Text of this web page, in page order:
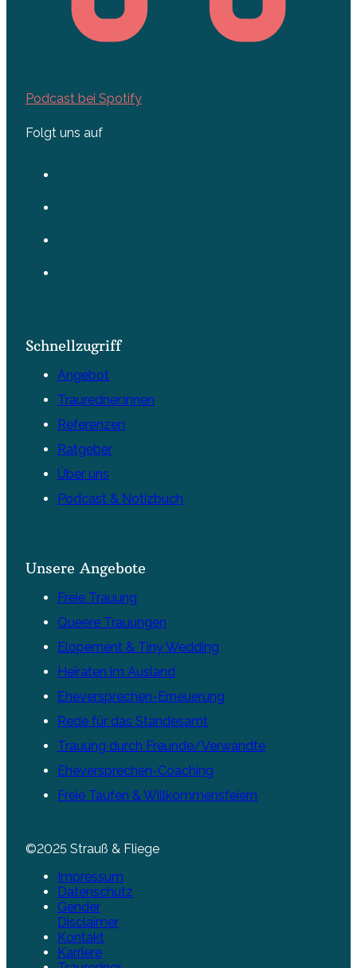
Podcast bei Spotify
Folgt uns auf
Schnellzugriff
Angebot
Trauredner:innen
Referenzen
Ratgeber
Über uns
Podcast & Notizbuch
Unsere Angebote
Freie Trauung
Queere Trauungen
Elopement & Tiny Wedding
Heiraten im Ausland
Eheversprechen-Erneuerung
Rede für das Standesamt
Trauung durch Freunde/Verwandte
Eheversprechen-Coaching
Freie Taufen & Willkommensfeiern
©2025 Strauß & Fliege
Impressum
Datenschutz
Gender
Disclaimer
Kontakt
Karriere